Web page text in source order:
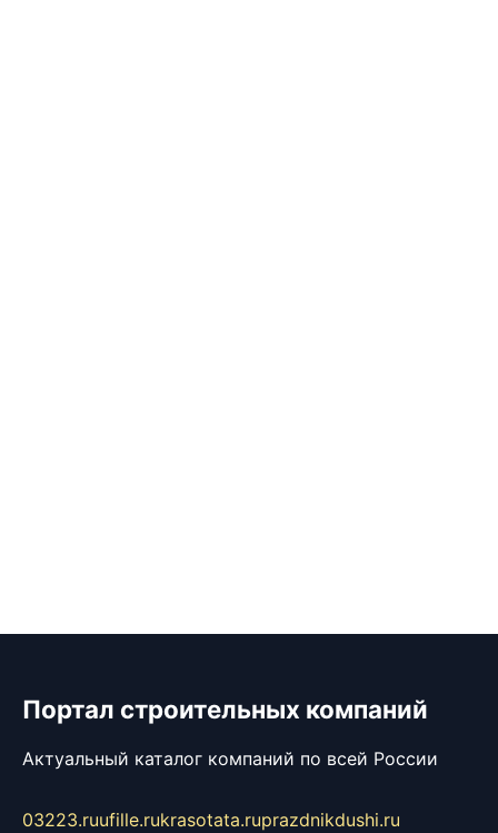
Портал строительных компаний
Актуальный каталог компаний по всей России
03223.ruufille.rukrasotata.ruprazdnikdushi.ru